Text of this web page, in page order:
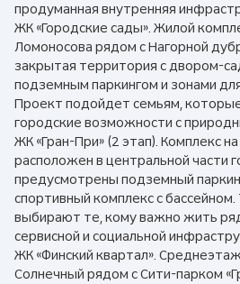
продуманная внутренняя
ЖК «Городские сады». Жилой
Ломоносова рядом с Нагорной
закрытая территория с двором-
подземным паркингом и зонами
Проект подойдет семьям,
городские возможности с
ЖК «Гран-При» (2 этап). Комплекс
расположен в центральной части
предусмотрены подземный
спортивный комплекс с
выбирают те, кому важно жить
сервисной и социальной
ЖК «Финский квартал».
Солнечный рядом с Сити-парком